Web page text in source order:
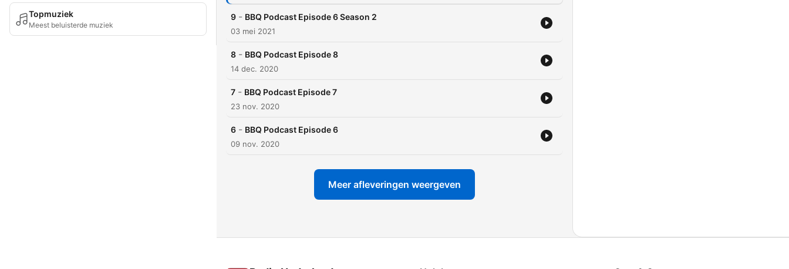
Topmuziek
Meest beluisterde muziek
9 - BBQ Podcast Episode 6 Season 2
03 mei 2021
8 - BBQ Podcast Episode 8
14 dec. 2020
7 - BBQ Podcast Episode 7
23 nov. 2020
6 - BBQ Podcast Episode 6
09 nov. 2020
Meer afleveringen weergeven